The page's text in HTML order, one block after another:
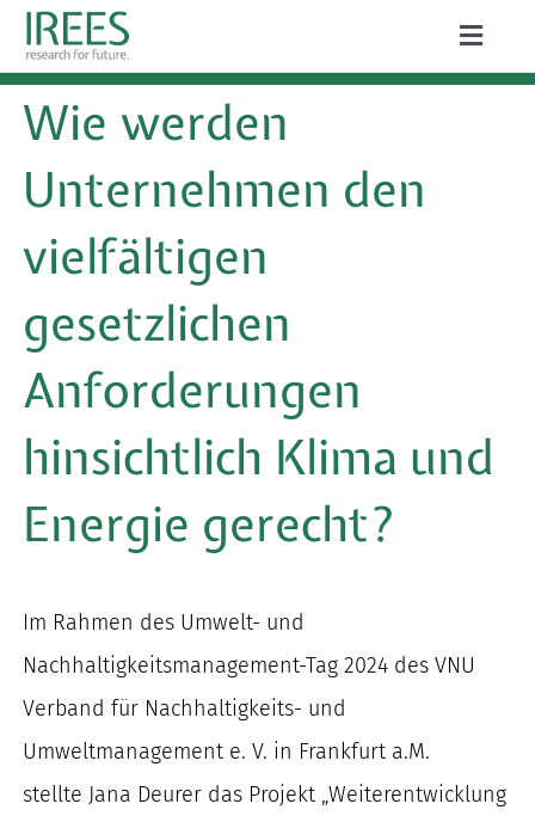
Zum
Inhalt
springen
Toggle
ÜBER UNS
AKTUELLES
PROJEKTE
PUBLIKATIONEN
KARRIERE
Suche
Wie werden
Unternehmen den
vielfältigen
gesetzlichen
Anforderungen
hinsichtlich Klima und
Energie gerecht?
Im Rahmen des Umwelt- und
Nachhaltigkeitsmanagement-Tag 2024 des VNU
Verband für Nachhaltigkeits- und
Umweltmanagement e. V. in Frankfurt a.M.
stellte Jana Deurer das Projekt „Weiterentwicklung